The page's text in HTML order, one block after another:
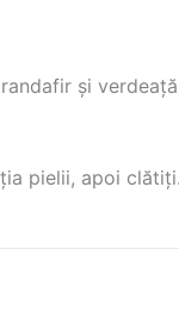
și
pielii, apoi clătiți.